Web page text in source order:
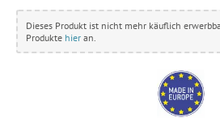
Dieses Produkt ist nicht mehr käuflich
Produkte hier an.